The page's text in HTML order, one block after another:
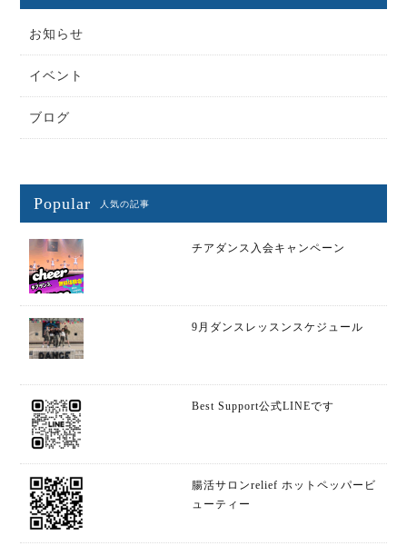
お知らせ
イベント
ブログ
Popular 人気の記事
チアダンス入会キャンペーン
9月ダンスレッスンスケジュール
Best Support公式LINEです
腸活サロンrelief ホットペッパービ
ューティー